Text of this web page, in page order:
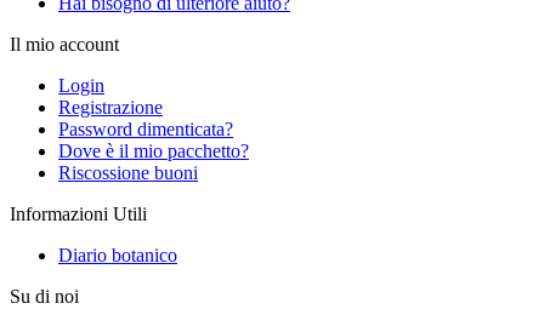
Il mio account
Login
Registrazione
Password dimenticata?
Dove è il mio pacchetto?
Riscossione buoni
Informazioni Utili
Diario botanico
Su di noi